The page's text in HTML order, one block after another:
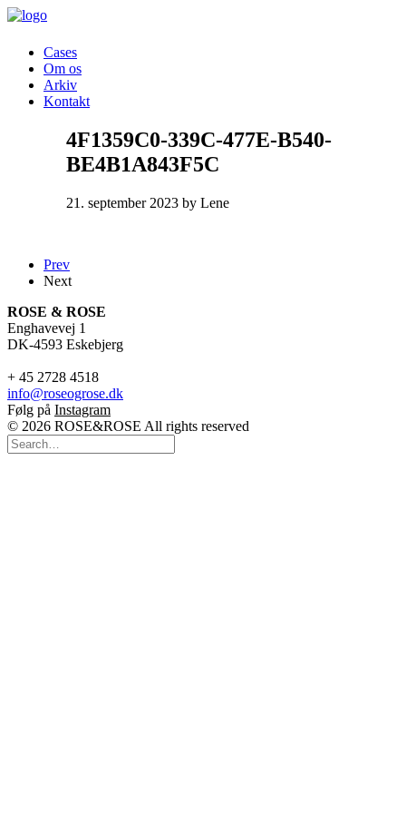
Cases
Om os
Arkiv
Kontakt
4F1359C0-339C-477E-B540-
BE4B1A843F5C
21. september 2023 by Lene
Prev
Next
ROSE & ROSE
Enghavevej 1
DK-4593 Eskebjerg
+ 45 2728 4518
info@roseogrose.dk
Følg på Instagram
© 2026 ROSE&ROSE All rights reserved